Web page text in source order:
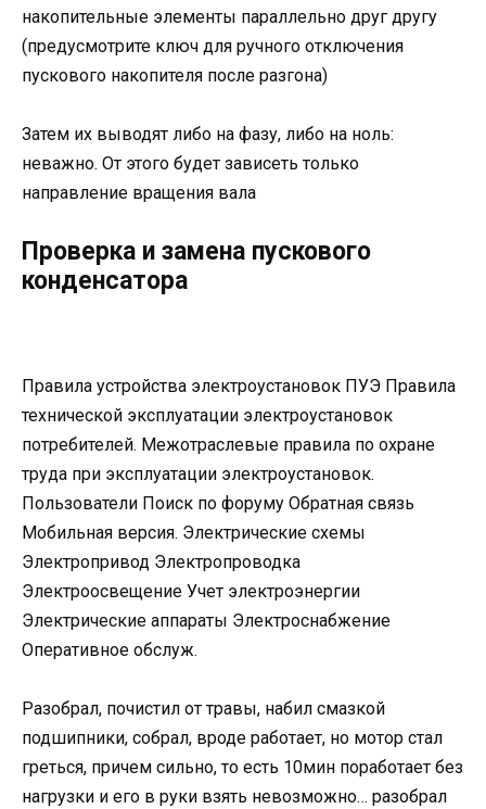
накопительные элементы параллельно друг другу
(предусмотрите ключ для ручного отключения
пускового накопителя после разгона)
Затем их выводят либо на фазу, либо на ноль:
неважно. От этого будет зависеть только
направление вращения вала
Проверка и замена пускового
конденсатора
Правила устройства электроустановок ПУЭ Правила
технической эксплуатации электроустановок
потребителей. Межотраслевые правила по охране
труда при эксплуатации электроустановок.
Пользователи Поиск по форуму Обратная связь
Мобильная версия. Электрические схемы
Электропривод Электропроводка
Электроосвещение Учет электроэнергии
Электрические аппараты Электроснабжение
Оперативное обслуж.
Разобрал, почистил от травы, набил смазкой
подшипники, собрал, вроде работает, но мотор стал
греться, причем сильно, то есть 10мин поработает без
нагрузки и его в руки взять невозможно… разобрал